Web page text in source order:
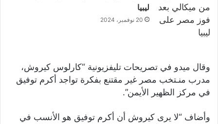
ليبيا
20 نوفمبر، 2024
وقال ميدو في تصريحات تليفزيونية “كارلوس كيروش،
مدرب منـتخب مصر غير مقتنع بفكرة تواجد أكرم توفيق
في مركز الظهير الأيمن”.
وأضاف “لا يرى كيروش أن أكرم توفيق هو الأنسب في